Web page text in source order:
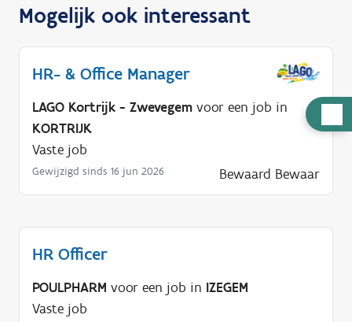
u
p
n
Mogelijk ook interessant
HR- & Office Manager
LAGO Kortrijk - Zwevegem voor een job in
KORTRIJK
Vaste job
Gewijzigd sinds 16 jun 2026 Bewaard Bewaar
HR Officer
POULPHARM voor een job in IZEGEM
Vaste job